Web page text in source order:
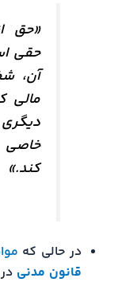
«حق
حقی
آن،
مالی
خاصی
کند.»
در حالی که
قانون مدنی